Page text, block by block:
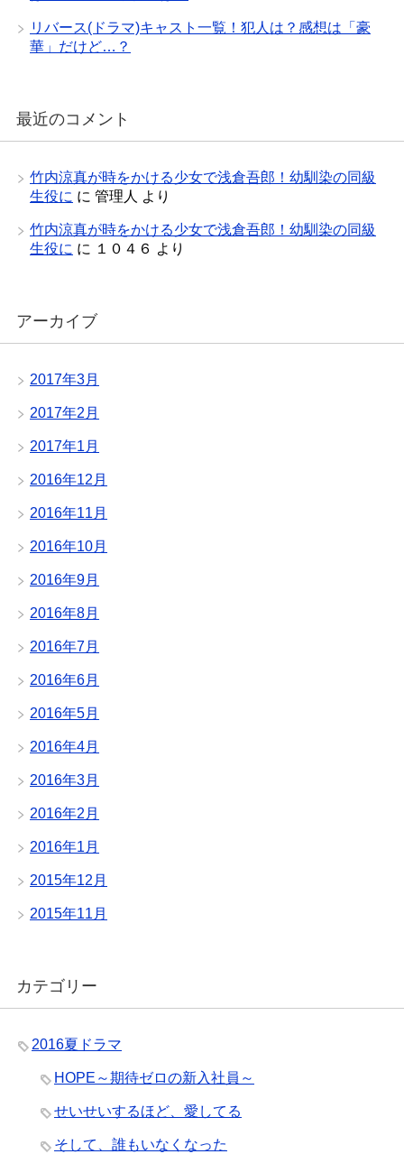
リバース(ドラマ)キャスト一覧！犯人は？感想は「豪
華」だけど…？
最近のコメント
竹内涼真が時をかける少女で浅倉吾郎！幼馴染の同級
生役に に 管理人 より
竹内涼真が時をかける少女で浅倉吾郎！幼馴染の同級
生役に に １０４６ より
アーカイブ
2017年3月
2017年2月
2017年1月
2016年12月
2016年11月
2016年10月
2016年9月
2016年8月
2016年7月
2016年6月
2016年5月
2016年4月
2016年3月
2016年2月
2016年1月
2015年12月
2015年11月
カテゴリー
2016夏ドラマ
HOPE～期待ゼロの新入社員～
せいせいするほど、愛してる
そして、誰もいなくなった